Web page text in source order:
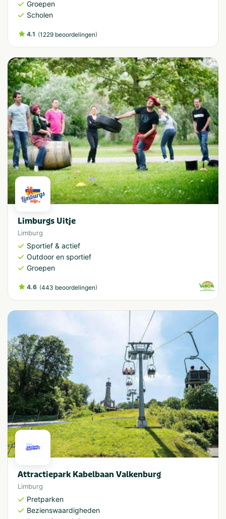
Groepen
Scholen
4.1 (1229 beoordelingen)
Limburgs Uitje
Limburg
Sportief & actief
Outdoor en sportief
Groepen
4.6 (443 beoordelingen)
Attractiepark Kabelbaan Valkenburg
Limburg
Pretparken
Bezienswaardigheden